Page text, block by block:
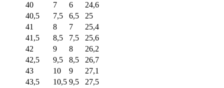
40
7 6
24,6
40,5
7,5 6,5
25
41
8 7
25,4
41,5
8,5 7,5
25,6
42
9 8
26,2
42,5
9,5 8,5
26,7
43
10 9
27,1
43,5
10,5 9,5
27,5